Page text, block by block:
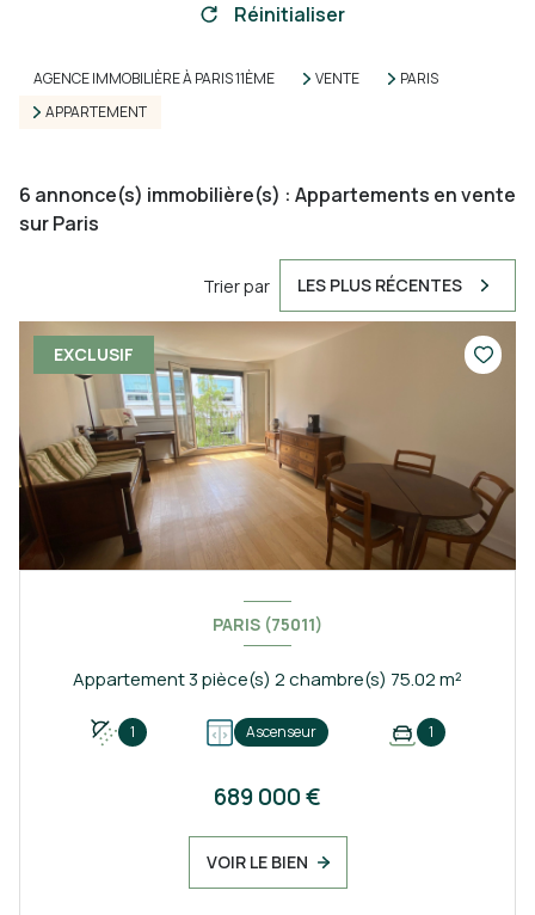
Réinitialiser
AGENCE IMMOBILIÈRE À PARIS 11ÈME VENTE
PARIS
APPARTEMENT
6 annonce(s) immobilière(s) : Appartements en vente
sur Paris
Trier par LES PLUS RÉCENTES
EXCLUSIF
PARIS (75011)
Appartement 3 pièce(s) 2 chambre(s) 75.02 m²
1 Ascenseur 1
689 000 €
VOIR LE BIEN